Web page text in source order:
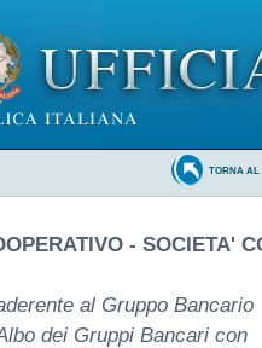
TORNA AL
- SOCIETA'
al Gruppo Bancario
dei Gruppi Bancari con